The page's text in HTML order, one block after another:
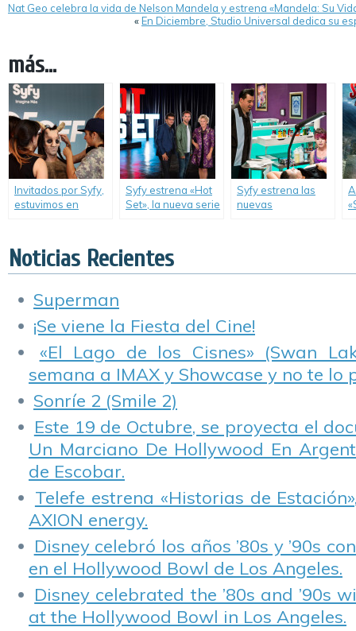
Nat Geo celebra la vida de Nelson Mandela y estrena «Mandela: Su
«En Diciembre, Studio Universal dedica su
más...
Invitados por Syfy,
estuvimos en
Syfy estrena «Hot
Set», la nueva serie
imaginación.
Syfy estrena las
nuevas
Noticias Recientes
Superman
¡Se viene la Fiesta del Cine!
«El Lago de los Cisnes» (Swan
semana a IMAX y Showcase y no te lo
Sonríe 2 (Smile 2)
Este 19 de Octubre, se proyecta el
Un Marciano De Hollywood En
de Escobar.
Telefe estrena «Historias de
AXION energy.
Disney celebró los años ’80s y ’90s
en el Hollywood Bowl de Los Angeles.
Disney celebrated the ’80s and ’90s
at the Hollywood Bowl in Los Angeles.